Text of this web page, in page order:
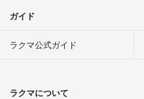
ガイド
ラクマ公式ガイド
ラクマについて